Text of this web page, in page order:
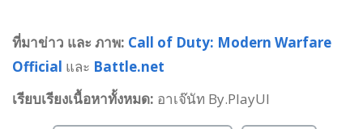
ที่มาข่าว และ ภาพ: Call of Duty: Modern Warfare
Official และ Battle.net
เรียบเรียงเนื้อหาทั้งหมด: อาเจ๊นัท By.PlayUl